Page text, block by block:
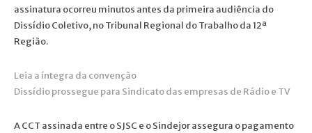
assinatura ocorreu minutos antes da primeira audiência do
Dissídio Coletivo, no Tribunal Regional do Trabalho da 12ª
Região.
Leia a íntegra da convenção
Dissídio prossegue para Sindicato das empresas de Rádio e TV
A CCT assinada entre o SJSC e o Sindejor assegura o pagamento